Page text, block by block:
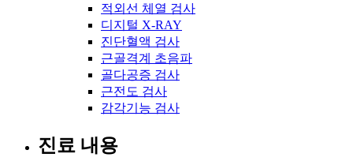
적외선 체열 검사
디지털 X-RAY
진단혈액 검사
근골격계 초음파
골다공증 검사
근전도 검사
감각기능 검사
진료 내용